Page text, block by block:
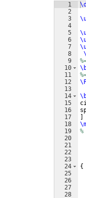
1
2
3
4
5
6
7
8
9
10
11
12
13
14
15
16
17
18
19
20
21
22
23
24
25
26
27
28
]
{